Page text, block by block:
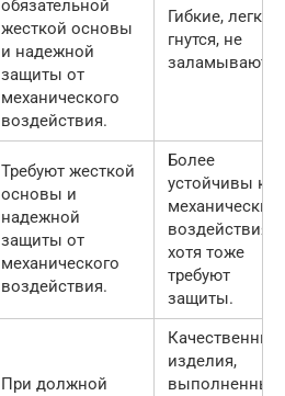
обязательной
жесткой основы
и надежной
защиты от
механического
воздействия.
Гибкие, легко
гнутся, не
Требуют жесткой
основы и
надежной
защиты от
механического
воздействия.
Более
устойчивы к
механическим
воздействиям,
хотя тоже
требуют
защиты.
При должной
Качественные
изделия,
выполненные